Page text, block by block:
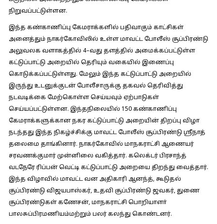
நிறுவப்பட்டுள்ளன.
இந்த கண்காணிப்பு கேமராக்களில் பதிவாகும் காட்சிகள்
அனைத்தும் நாகர்கோவிலில் உள்ள மாவட்ட போலீஸ் சூப்பிரண்டு
அலுவலக வளாகத்தில் 4–வது தளத்தில் அமைக்கப்பட்டுள்ள
கட்டுப்பாட்டு அறையில் தெரியும் வகையில் இணைப்பு
கொடுக்கப்பட்டுள்ளது. மேலும் இந்த கட்டுப்பாட்டு அறையில்
இருந்து உடனுக்குடன் போலீசாருக்கு தகவல் தெரிவித்து
நடவடிக்கை மேற்கொள்ள செய்யவும் ஏற்பாடுகள்
செய்யப்பட்டுள்ளன. இந்தநிலையில் 150 கண்காணிப்பு
கேமராக்களுக்கான நகர கட்டுப்பாட்டு அறையின் திறப்பு விழா
நடந்தது இந்த நிகழ்ச்சிக்கு மாவட்ட போலீஸ் சூப்பிரண்டு ஸ்ரீநாத்
தலைமை தாங்கினார். நாகர்கோவில் மாநகராட்சி ஆணையர்
சரவணக்குமார் முன்னிலை வகித்தார். கலெக்டர் பிரசாந்த்
வடநேரே ரிப்பன் வெட்டி கட்டுப்பாட்டு அறையை திறந்து வைத்தார்.
இந்த விழாவில் மாவட்ட வன அதிகாரி ஆனந்த், கூடுதல்
சூப்பிரண்டு விஜயபாஸ்கர், உதவி சூப்பிரண்டு ஜவகர், துணை
சூப்பிரண்டுகள் கணேசன், மாநகராட்சி பொறியாளா்
பாலசுப்பிரமணியம்மற்றும் பலர் கலந்து கொண்டனர்.